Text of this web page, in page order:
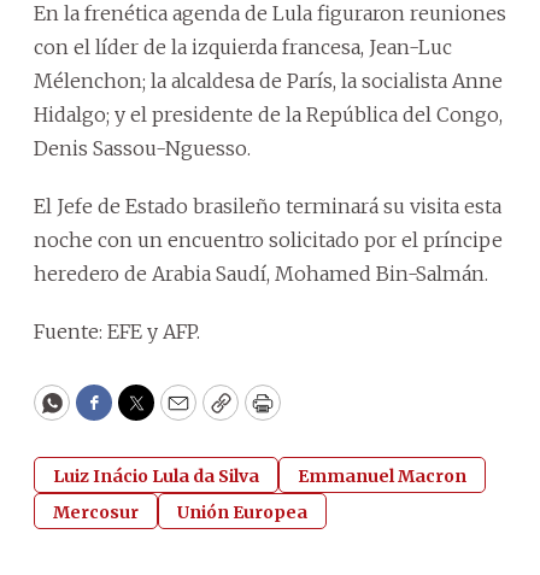
En la frenética agenda de Lula figuraron reuniones
con el líder de la izquierda francesa, Jean-Luc
Mélenchon; la alcaldesa de París, la socialista Anne
Hidalgo; y el presidente de la República del Congo,
Denis Sassou-Nguesso.
El Jefe de Estado brasileño terminará su visita esta
noche con un encuentro solicitado por el príncipe
heredero de Arabia Saudí, Mohamed Bin-Salmán.
Fuente: EFE y AFP.
WhatsApp
Facebook
Twitter
EmailCopyPrint
Luiz Inácio Lula da Silva
Emmanuel Macron
Mercosur
Unión Europea